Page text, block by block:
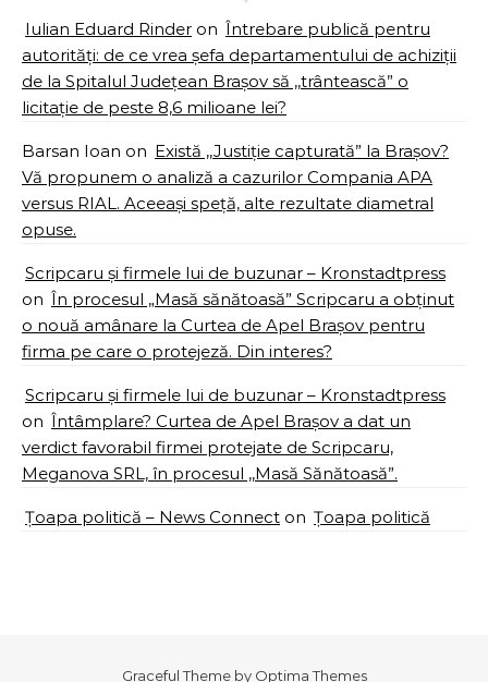
Iulian Eduard Rinder on Întrebare publică pentru
autorități: de ce vrea șefa departamentului de achiziții
de la Spitalul Județean Brașov să ,,trântească” o
licitație de peste 8,6 milioane lei?
Barsan Ioan on Există ,,Justiție capturată” la Brașov?
Vă propunem o analiză a cazurilor Compania APA
versus RIAL. Aceeași speță, alte rezultate diametral
opuse.
Scripcaru și firmele lui de buzunar – Kronstadtpress
on În procesul „Masă sănătoasă” Scripcaru a obținut
o nouă amânare la Curtea de Apel Brașov pentru
firma pe care o protejeză. Din interes?
Scripcaru și firmele lui de buzunar – Kronstadtpress
on Întâmplare? Curtea de Apel Brașov a dat un
verdict favorabil firmei protejate de Scripcaru,
Meganova SRL, în procesul ,,Masă Sănătoasă”.
Țoapa politică – News Connect on Țoapa politică
Graceful Theme by Optima Themes